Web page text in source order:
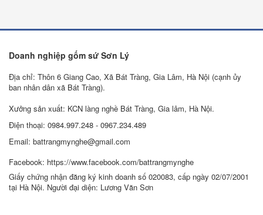
Doanh nghiệp gốm sứ Sơn Lý
Địa chỉ: Thôn 6 Giang Cao, Xã Bát Tràng, Gia Lâm, Hà Nội (cạnh ủy
ban nhân dân xã Bát Tràng).
Xưởng sản xuất: KCN làng nghề Bát Tràng, Gia lâm, Hà Nội.
Điện thoại: 0984.997.248 - 0967.234.489
Email: battrangmynghe@gmail.com
Facebook: https://www.facebook.com/battrangmynghe
Giấy chứng nhận đăng ký kinh doanh số 020083, cấp ngày 02/07/2001
tại Hà Nội. Người đại diện: Lương Văn Sơn